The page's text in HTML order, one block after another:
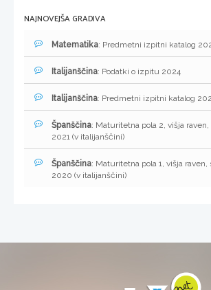
NAJNOVEJŠA GRADIVA
Matematika: Predmetni izpitni katalog
Italijanščina: Podatki o izpitu 2024
Italijanščina: Predmetni izpitni katalog
Španščina: Maturitetna pola 2, višja
2021 (v italijanščini)
Španščina: Maturitetna pola 1, višja
2020 (v italijanščini)